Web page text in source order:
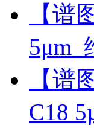
【谱
【谱
C18